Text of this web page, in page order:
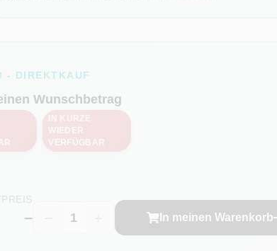
- DIREKTKAUF
Wunschbetrag
50 €
IN KÜRZE
WIEDER
VERFÜGBAR
– In meinen Warenkorb